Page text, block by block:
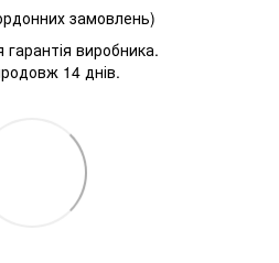
замовлень)
виробника.
14 днів.